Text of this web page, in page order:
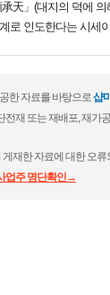
天」(대지의 덕에
로 인도한다는 시세
한 자료를 바탕으로샵
전재 또는 재배포, 재가
게재한 자료에 대한 오
업주 명단확인→